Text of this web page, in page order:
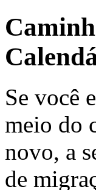
Se você
meio do
novo, a
de